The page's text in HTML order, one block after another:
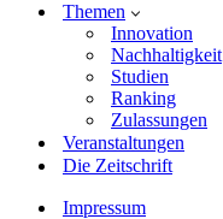
Themen
Innovation
Nachhaltigkeit
Studien
Ranking
Zulassungen
Veranstaltungen
Die Zeitschrift
Impressum